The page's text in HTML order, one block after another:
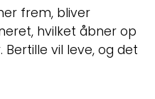
frem, bliver
hvilket åbner op
vil leve, og det